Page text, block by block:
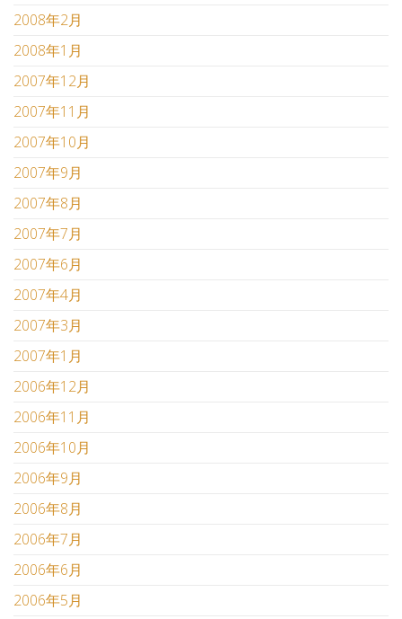
2008年2月
2008年1月
2007年12月
2007年11月
2007年10月
2007年9月
2007年8月
2007年7月
2007年6月
2007年4月
2007年3月
2007年1月
2006年12月
2006年11月
2006年10月
2006年9月
2006年8月
2006年7月
2006年6月
2006年5月